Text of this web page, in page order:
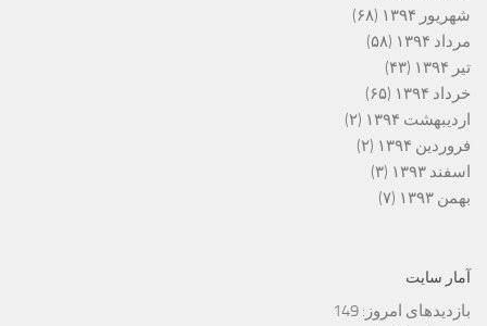
شهریور ۱۳۹۴
(۶۸)
مرداد ۱۳۹۴
(۵۸)
تیر ۱۳۹۴
(۴۳)
خرداد ۱۳۹۴
(۶۵)
اردیبهشت ۱۳۹۴
(۲)
فروردین ۱۳۹۴
(۲)
اسفند ۱۳۹۳
(۳)
بهمن ۱۳۹۳
(۷)
آمار سایت
بازدیدهای امروز: 149